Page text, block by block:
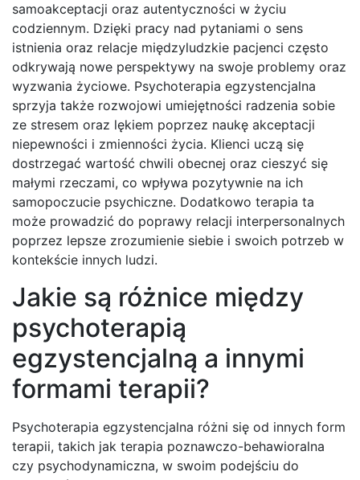
samoakceptacji oraz autentyczności w życiu
codziennym. Dzięki pracy nad pytaniami o sens
istnienia oraz relacje międzyludzkie pacjenci często
odkrywają nowe perspektywy na swoje problemy oraz
wyzwania życiowe. Psychoterapia egzystencjalna
sprzyja także rozwojowi umiejętności radzenia sobie
ze stresem oraz lękiem poprzez naukę akceptacji
niepewności i zmienności życia. Klienci uczą się
dostrzegać wartość chwili obecnej oraz cieszyć się
małymi rzeczami, co wpływa pozytywnie na ich
samopoczucie psychiczne. Dodatkowo terapia ta
może prowadzić do poprawy relacji interpersonalnych
poprzez lepsze zrozumienie siebie i swoich potrzeb w
kontekście innych ludzi.
Jakie są różnice między
psychoterapią
egzystencjalną a innymi
formami terapii?
Psychoterapia egzystencjalna różni się od innych form
terapii, takich jak terapia poznawczo-behawioralna
czy psychodynamiczna, w swoim podejściu do